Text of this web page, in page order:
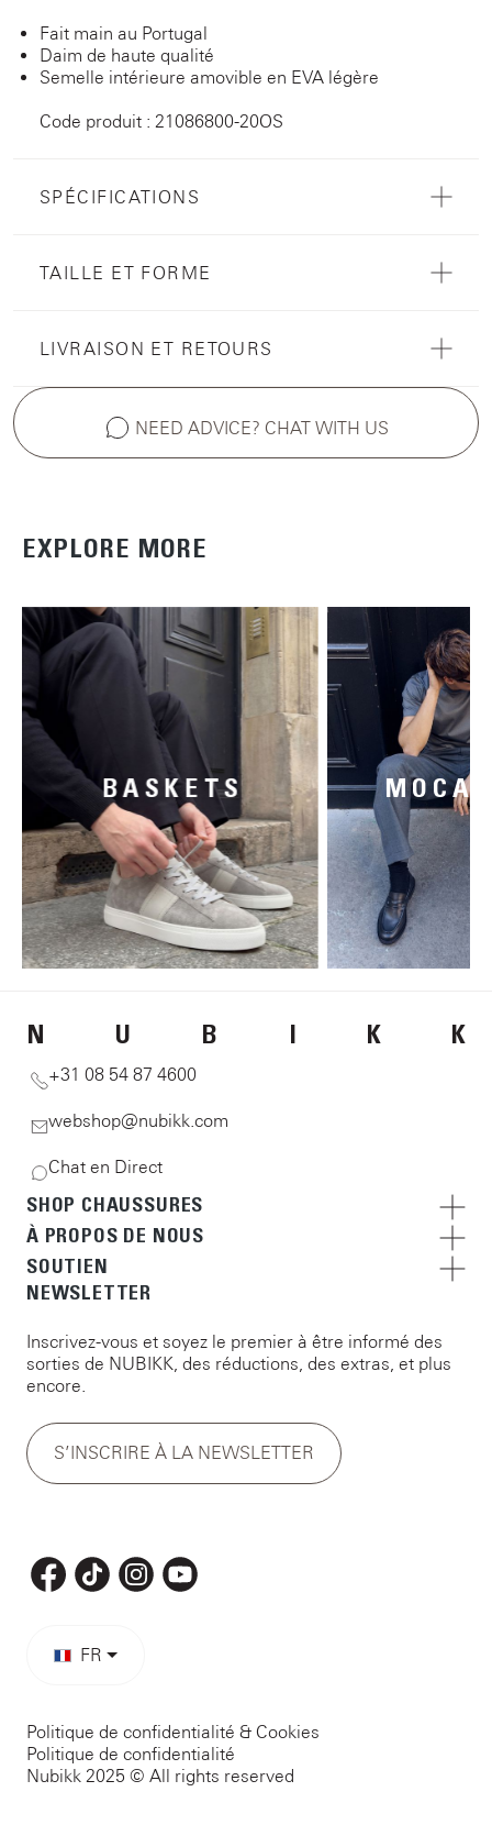
Fait main au Portugal
Daim de haute qualité
Semelle intérieure amovible en EVA légère
Code produit : 21086800-20OS
SPÉCIFICATIONS
TAILLE ET FORME
LIVRAISON ET RETOURS
NEED ADVICE? CHAT WITH US
EXPLORE MORE
BASKETS
N U B I K K
+31 08 54 87 4600
webshop@nubikk.com
Chat en Direct
SHOP CHAUSSURES
À PROPOS DE NOUS
SOUTIEN
NEWSLETTER
Inscrivez-vous et soyez le premier à être informé des
sorties de NUBIKK, des réductions, des extras, et plus
encore.
S’INSCRIRE À LA NEWSLETTER
FR
Politique de confidentialité & Cookies
Politique de confidentialité
Nubikk 2025 © All rights reserved